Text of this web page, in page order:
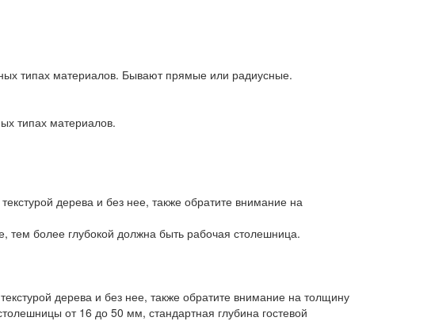
типах материалов. Бывают прямые или радиусные.
типах материалов.
дерева и без нее, также обратите внимание на
тем более глубокой должна быть рабочая столешница.
дерева и без нее, также обратите внимание на толщину
от 16 до 50 мм, стандартная глубина гостевой